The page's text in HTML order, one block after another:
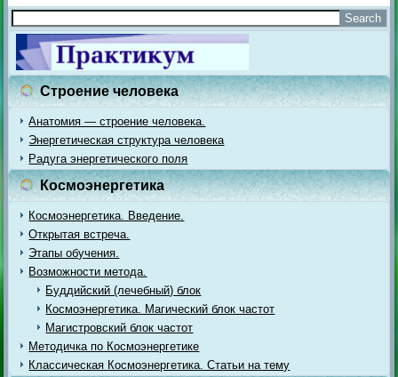
Строение человека
Анатомия — строение человека.
Энергетическая структура человека
Радуга энергетического поля
Космоэнергетика
Космоэнергетика. Введение.
Открытая встреча.
Этапы обучения.
Возможности метода.
Буддийский (лечебный) блок
Космоэнергетика. Магический блок частот
Магистровский блок частот
Методичка по Космоэнергетике
Классическая Космоэнергетика. Статьи на тему